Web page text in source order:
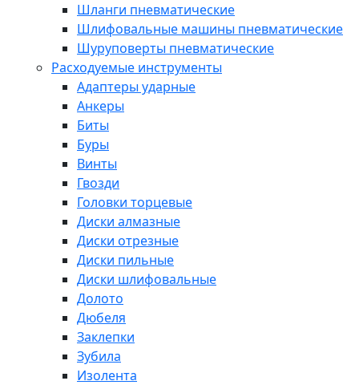
Шланги пневматические
Шлифовальные машины пневматические
Шуруповерты пневматические
Расходуемые инструменты
Адаптеры ударные
Анкеры
Биты
Буры
Винты
Гвозди
Головки торцевые
Диски алмазные
Диски отрезные
Диски пильные
Диски шлифовальные
Долото
Дюбеля
Заклепки
Зубила
Изолента